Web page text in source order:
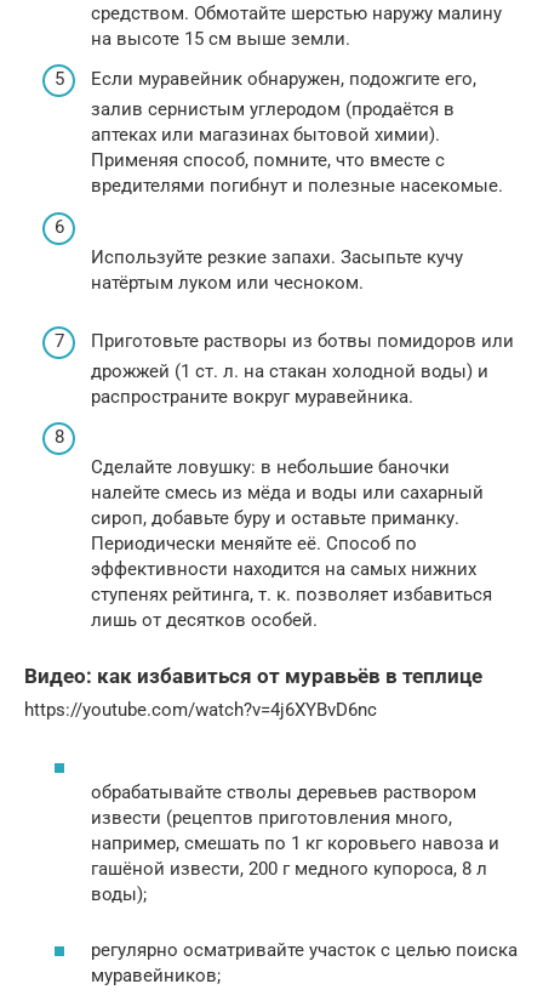
средством. Обмотайте шерстью наружу малину
на высоте 15 см выше земли.
Если муравейник обнаружен, подожгите его,
залив сернистым углеродом (продаётся в
аптеках или магазинах бытовой химии).
Применяя способ, помните, что вместе с
вредителями погибнут и полезные насекомые.
Используйте резкие запахи. Засыпьте кучу
натёртым луком или чесноком.
Приготовьте растворы из ботвы помидоров или
дрожжей (1 ст. л. на стакан холодной воды) и
распространите вокруг муравейника.
Сделайте ловушку: в небольшие баночки
налейте смесь из мёда и воды или сахарный
сироп, добавьте буру и оставьте приманку.
Периодически меняйте её. Способ по
эффективности находится на самых нижних
ступенях рейтинга, т. к. позволяет избавиться
лишь от десятков особей.
Видео: как избавиться от муравьёв в теплице
https://youtube.com/watch?v=4j6XYBvD6nc
обрабатывайте стволы деревьев раствором
извести (рецептов приготовления много,
например, смешать по 1 кг коровьего навоза и
гашёной извести, 200 г медного купороса, 8 л
воды);
регулярно осматривайте участок с целью поиска
муравейников;